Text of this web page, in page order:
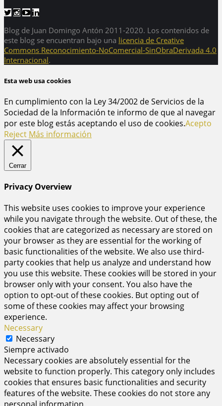
Blog de Juan Domingo Antón 2011-2020. Los contenidos de
este blog se encuentran bajo una licencia de Creative
Commons Reconocimiento-NoComercial-SinObraDerivada 4.0
Internacional.
Esta web usa cookies
En cumplimiento con la Ley 34/2002 de Servicios de la
Sociedad de la Información te informo de que al navegar
por este blog estás aceptando el uso de cookies.Acepto
Reject Más información
Cerrar
Privacy Overview
This website uses cookies to improve your experience
while you navigate through the website. Out of these, the
cookies that are categorized as necessary are stored on
your browser as they are essential for the working of
basic functionalities of the website. We also use third-
party cookies that help us analyze and understand how
you use this website. These cookies will be stored in your
browser only with your consent. You also have the
option to opt-out of these cookies. But opting out of
some of these cookies may affect your browsing
experience.
Necessary
Necessary
Siempre activado
Necessary cookies are absolutely essential for the
website to function properly. This category only includes
cookies that ensures basic functionalities and security
features of the website. These cookies do not store any